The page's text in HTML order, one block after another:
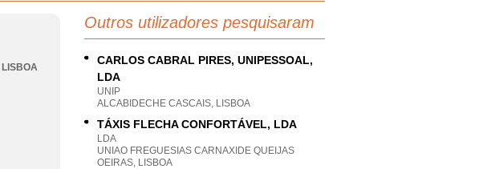
LISBOA
Outros utilizadores pesquisaram
CARLOS CABRAL PIRES, UNIPESSOAL,
LDA
UNIP
ALCABIDECHE CASCAIS, LISBOA
TÁXIS FLECHA CONFORTÁVEL, LDA
LDA
UNIAO FREGUESIAS CARNAXIDE QUEIJAS
OEIRAS, LISBOA